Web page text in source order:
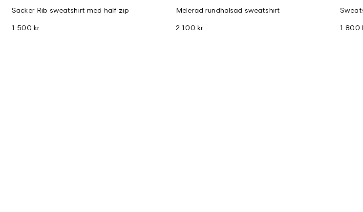
Sacker Rib sweatshirt med half-zip
1 500 kr
Melerad rundhalsad sweatshirt
2 100 kr 1 800